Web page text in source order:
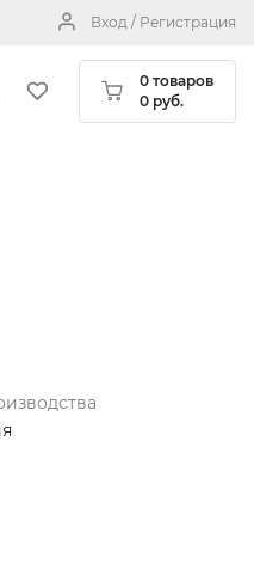
Вход / Регистрация
0 товаров
0 руб.